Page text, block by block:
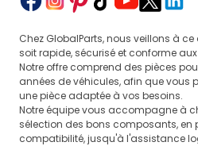
Chez GlobalParts, nous veillons à
soit rapide, sécurisé et conforme
Notre offre comprend des pièces
années de véhicules, afin que vous
une pièce adaptée à vos besoins.
Notre équipe vous accompagne à
sélection des bons composants, en
compatibilité, jusqu'à l'assistance